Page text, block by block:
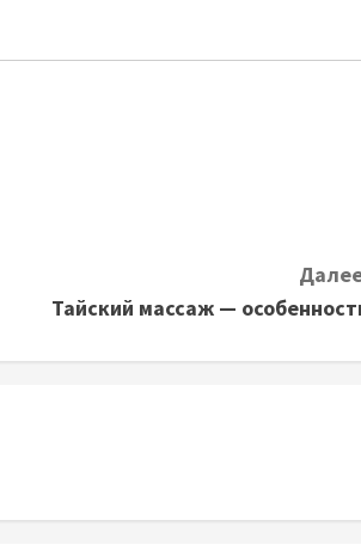
Тайский массаж —